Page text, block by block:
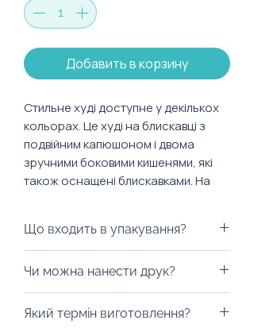
Добавить в корзину
Стильне худі доступне у декількох
кольорах. Це худі на блискавці з
подвійним капюшоном і двома
зручними боковими кишенями, які
також оснащені блискавками. На
Характеристики:
Склад: 71% бавовна, 22%
поліестер, 7% спандекс
Що входить в упакування?
будь-яку коробку на ваш смак,
пакети з екологічних матеріалів,
дой-паки (тренд 2023 року) або
Чи можна нанести друк?
можна нанести шовкодрук,
Який термін виготовлення?